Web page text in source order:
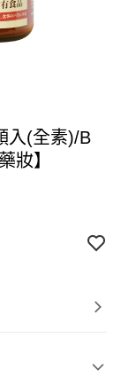
入(全素)/B
妝】